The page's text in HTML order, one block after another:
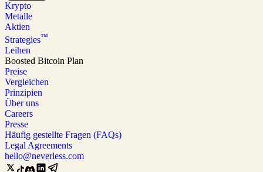
Krypto
Metalle
Aktien
Strategies™
Leihen
Boosted Bitcoin Plan
Preise
Vergleichen
Prinzipien
Über uns
Careers
Presse
Häufig gestellte Fragen (FAQs)
Legal Agreements
hello@neverless.com